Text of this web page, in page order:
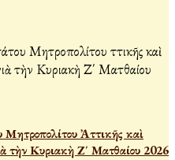
Ἀττικῆς καὶ
τὴν Κυριακὴ Ζ΄ Ματθαίου 2026